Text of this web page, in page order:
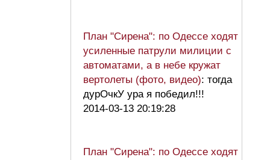
План "Сирена": по Одессе ходят
усиленные патрули милиции с
автоматами, а в небе кружат
вертолеты (фото, видео): тогда
дурОчкУ ура я победил!!!
2014-03-13 20:19:28
План "Сирена": по Одессе ходят